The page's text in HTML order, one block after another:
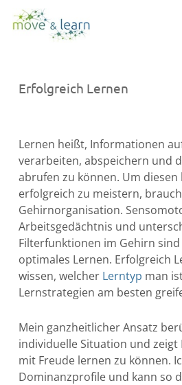
Erfolgreich Lernen
Lernen heißt, Informationen
verarbeiten, abspeichern und
abrufen zu können. Um diesen
erfolgreich zu meistern,
Gehirnorganisation.
Arbeitsgedächtnis und
Filterfunktionen im Gehirn
optimales Lernen. Erfolgreich
wissen, welcher Lerntyp man
Lernstrategien am besten
Mein ganzheitlicher Ansatz
individuelle Situation und
mit Freude lernen zu können.
Dominanzprofile und kann so